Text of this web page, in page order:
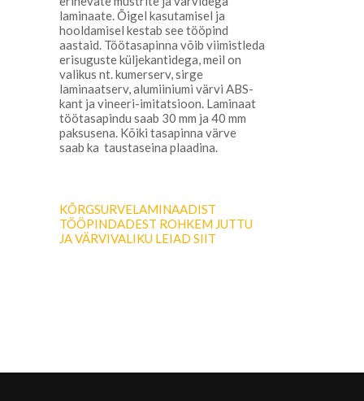
laminaate. Õigel kasutamisel ja
hooldamisel kestab see tööpind
aastaid. Töötasapinna võib viimistleda
erisuguste küljekantidega, meil on
valikus nt. kumerserv, sirge
laminaatserv, alumiiniumi värvi ABS-
kant ja vineeri-imitatsioon. Laminaat
töötasapindu saab 30 mm ja 40 mm
paksusena. Kõiki tasapinna värve
saab ka taustaseina plaadina.
KÕRGSURVELAMINAADIST
TÖÖPINDADEST ROHKEM JUTTU
JA VÄRVIVALIKU LEIAD SIIT